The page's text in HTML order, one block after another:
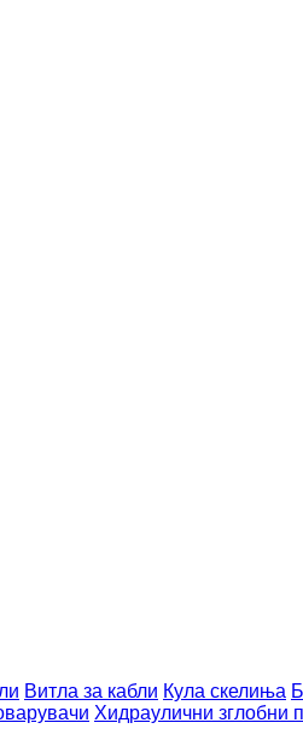
Витла за кабли Кула скелиња
Хидраулични зглобни